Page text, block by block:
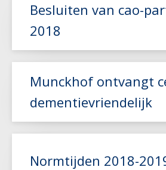
Lees meer
Besluiten van cao-
2018
Munckhof ontvangt
dementievriendelijk
Normtijden 2018-